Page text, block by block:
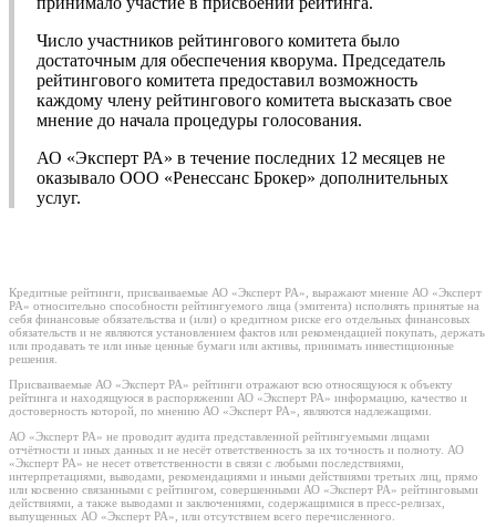
Число участников рейтингового комитета было
достаточным для обеспечения кворума. Председатель
рейтингового комитета предоставил возможность
каждому члену рейтингового комитета высказать свое
мнение до начала процедуры голосования.
АО «Эксперт РА» в течение последних 12 месяцев не
оказывало ООО «Ренессанс Брокер» дополнительных
услуг.
Кредитные рейтинги, присваиваемые АО «Эксперт РА», выражают мнение АО «Эксперт
РА» относительно способности рейтингуемого лица (эмитента) исполнять принятые на
себя финансовые обязательства и (или) о кредитном риске его отдельных финансовых
обязательств и не являются установлением фактов или рекомендацией покупать, держать
или продавать те или иные ценные бумаги или активы, принимать инвестиционные
решения.
Присваиваемые АО «Эксперт РА» рейтинги отражают всю относящуюся к объекту
рейтинга и находящуюся в распоряжении АО «Эксперт РА» информацию, качество и
достоверность которой, по мнению АО «Эксперт РА», являются надлежащими.
АО «Эксперт РА» не проводит аудита представленной рейтингуемыми лицами
отчётности и иных данных и не несёт ответственность за их точность и полноту. АО
«Эксперт РА» не несет ответственности в связи с любыми последствиями,
интерпретациями, выводами, рекомендациями и иными действиями третьих лиц, прямо
или косвенно связанными с рейтингом, совершенными АО «Эксперт РА» рейтинговыми
действиями, а также выводами и заключениями, содержащимися в пресс-релизах,
выпущенных АО «Эксперт РА», или отсутствием всего перечисленного.